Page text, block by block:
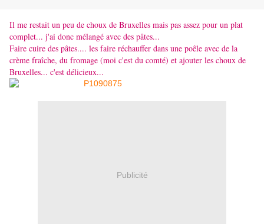
Il me restait un peu de choux de Bruxelles mais pas assez pour un plat
complet... j'ai donc mélangé avec des pâtes...
Faire cuire des pâtes.... les faire réchauffer dans une poêle avec de la
crème fraîche, du fromage (moi c'est du comté) et ajouter les choux de
Bruxelles... c'est délicieux...
Publicité